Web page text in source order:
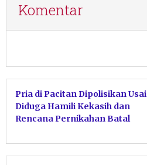
Komentar
Pria di Pacitan Dipolisikan Usai
Diduga Hamili Kekasih dan
Rencana Pernikahan Batal